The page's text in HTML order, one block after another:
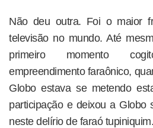
Não deu outra. Foi o maior
televisão no mundo. Até
primeiro momento
empreendimento faraônico,
Globo estava se metendo
participação e deixou a Globo
neste delírio de faraó tupiniquim.